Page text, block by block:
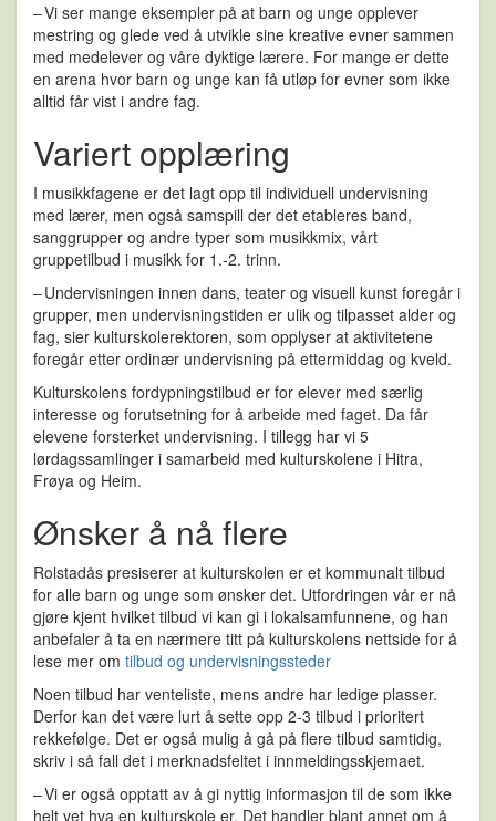
– Vi ser mange eksempler på at barn og unge opplever
mestring og glede ved å utvikle sine kreative evner sammen
med medelever og våre dyktige lærere. For mange er dette
en arena hvor barn og unge kan få utløp for evner som ikke
alltid får vist i andre fag.
Variert opplæring
I musikkfagene er det lagt opp til individuell undervisning
med lærer, men også samspill der det etableres band,
sanggrupper og andre typer som musikkmix, vårt
gruppetilbud i musikk for 1.-2. trinn.
– Undervisningen innen dans, teater og visuell kunst foregår i
grupper, men undervisningstiden er ulik og tilpasset alder og
fag, sier kulturskolerektoren, som opplyser at aktivitetene
foregår etter ordinær undervisning på ettermiddag og kveld.
Kulturskolens fordypningstilbud er for elever med særlig
interesse og forutsetning for å arbeide med faget. Da får
elevene forsterket undervisning. I tillegg har vi 5
lørdagssamlinger i samarbeid med kulturskolene i Hitra,
Frøya og Heim.
Ønsker å nå flere
Rolstadås presiserer at kulturskolen er et kommunalt tilbud
for alle barn og unge som ønsker det. Utfordringen vår er nå
gjøre kjent hvilket tilbud vi kan gi i lokalsamfunnene, og han
anbefaler å ta en nærmere titt på kulturskolens nettside for å
lese mer om tilbud og undervisningssteder
Noen tilbud har venteliste, mens andre har ledige plasser.
Derfor kan det være lurt å sette opp 2-3 tilbud i prioritert
rekkefølge. Det er også mulig å gå på flere tilbud samtidig,
skriv i så fall det i merknadsfeltet i innmeldingsskjemaet.
– Vi er også opptatt av å gi nyttig informasjon til de som ikke
helt vet hva en kulturskole er. Det handler blant annet om å